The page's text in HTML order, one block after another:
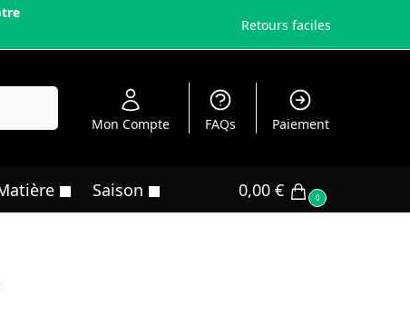
Retours faciles
Mon Compte FAQs Paiement
Saison 0,00 € 0